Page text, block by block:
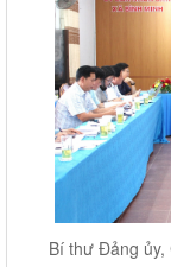
Bí thư Đảng ủy,